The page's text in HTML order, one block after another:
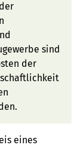
sind
der
eines